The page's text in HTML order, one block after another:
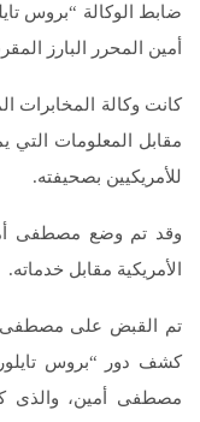
ضابط الوكالة “بروس
أمين المحرر البارز
كانت وكالة المخابرات
مقابل المعلومات التي
للأمريكيين بصحيفته.
وقد تم وضع مصطفى
الأمريكية مقابل خدماته.
تم القبض على مصطفى
كشف دور “بروس
مصطفى أمين، والذى